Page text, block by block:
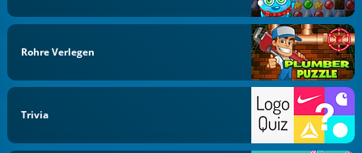
Rohre Verlegen
Trivia